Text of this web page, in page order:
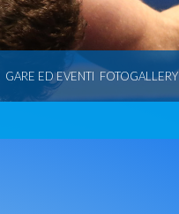
GARE ED EVENTI FOTOGALLERY